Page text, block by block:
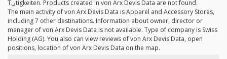
Tنtigkeiten. Products created in von Arx Devis Data are not found.
The main activity of von Arx Devis Data is Apparel and Accessory Stores,
including 7 other destinations. Information about owner, director or
manager of von Arx Devis Data is not available. Type of company is Swiss
Holding (AG). You also can view reviews of von Arx Devis Data, open
positions, location of von Arx Devis Data on the map.